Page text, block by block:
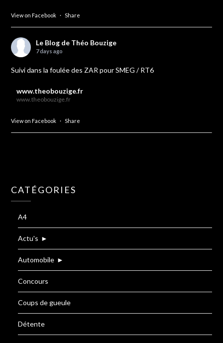
View on Facebook · Share
Le Blog de Théo Bouzige
7 days ago
Suivi dans la foulée des ZAR pour SMEG / RT6
www.theobouzige.fr
www.theobouzige.fr
View on Facebook · Share
CATÉGORIES
A4
Actu's ►
Automobile ►
Concours
Coups de gueule
Détente